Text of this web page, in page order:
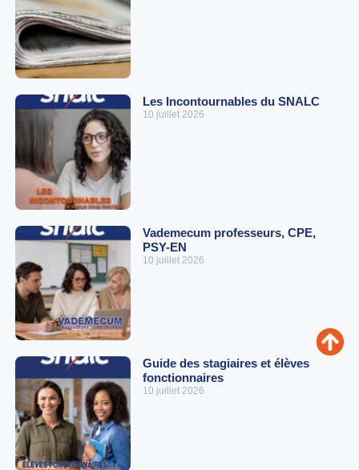
Les Incontournables du SNALC
10 juillet 2026
Vademecum professeurs, CPE,
PSY-EN
10 juillet 2026
Guide des stagiaires et élèves
fonctionnaires
10 juillet 2026